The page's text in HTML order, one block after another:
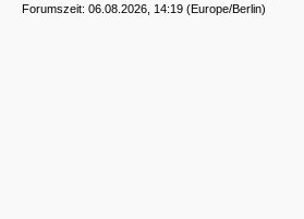
Forumszeit: 06.08.2026, 14:19 (Europe/Berlin)